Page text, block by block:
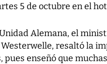
5 de octubre en el
Alemana, el
resaltó la
pues enseñó que